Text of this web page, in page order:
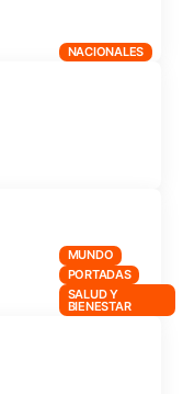
NACIONALES
MUNDO
PORTADAS
SALUD Y
BIENESTAR